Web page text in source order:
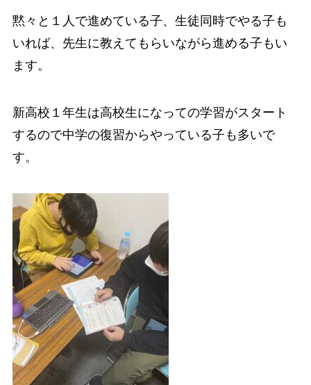
黙々と１人で進めている子、生徒同時でやる子も
いれば、先生に教えてもらいながら進める子もい
ます。
新高校１年生は高校生になっての学習がスタート
するので中学の復習からやっている子も多いで
す。